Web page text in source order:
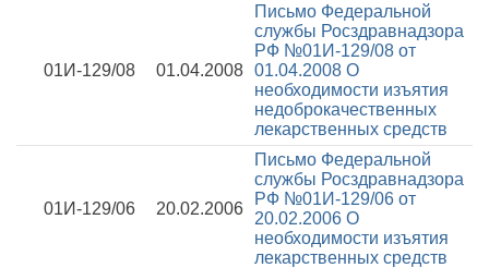
01И-129/08 01.04.2008
Письмо Федеральной
службы Росздравнадзора
РФ №01И-129/08 от
01.04.2008 О
необходимости изъятия
недоброкачественных
лекарственных средств
01И-129/06 20.02.2006
Письмо Федеральной
службы Росздравнадзора
РФ №01И-129/06 от
20.02.2006 О
необходимости изъятия
лекарственных средств